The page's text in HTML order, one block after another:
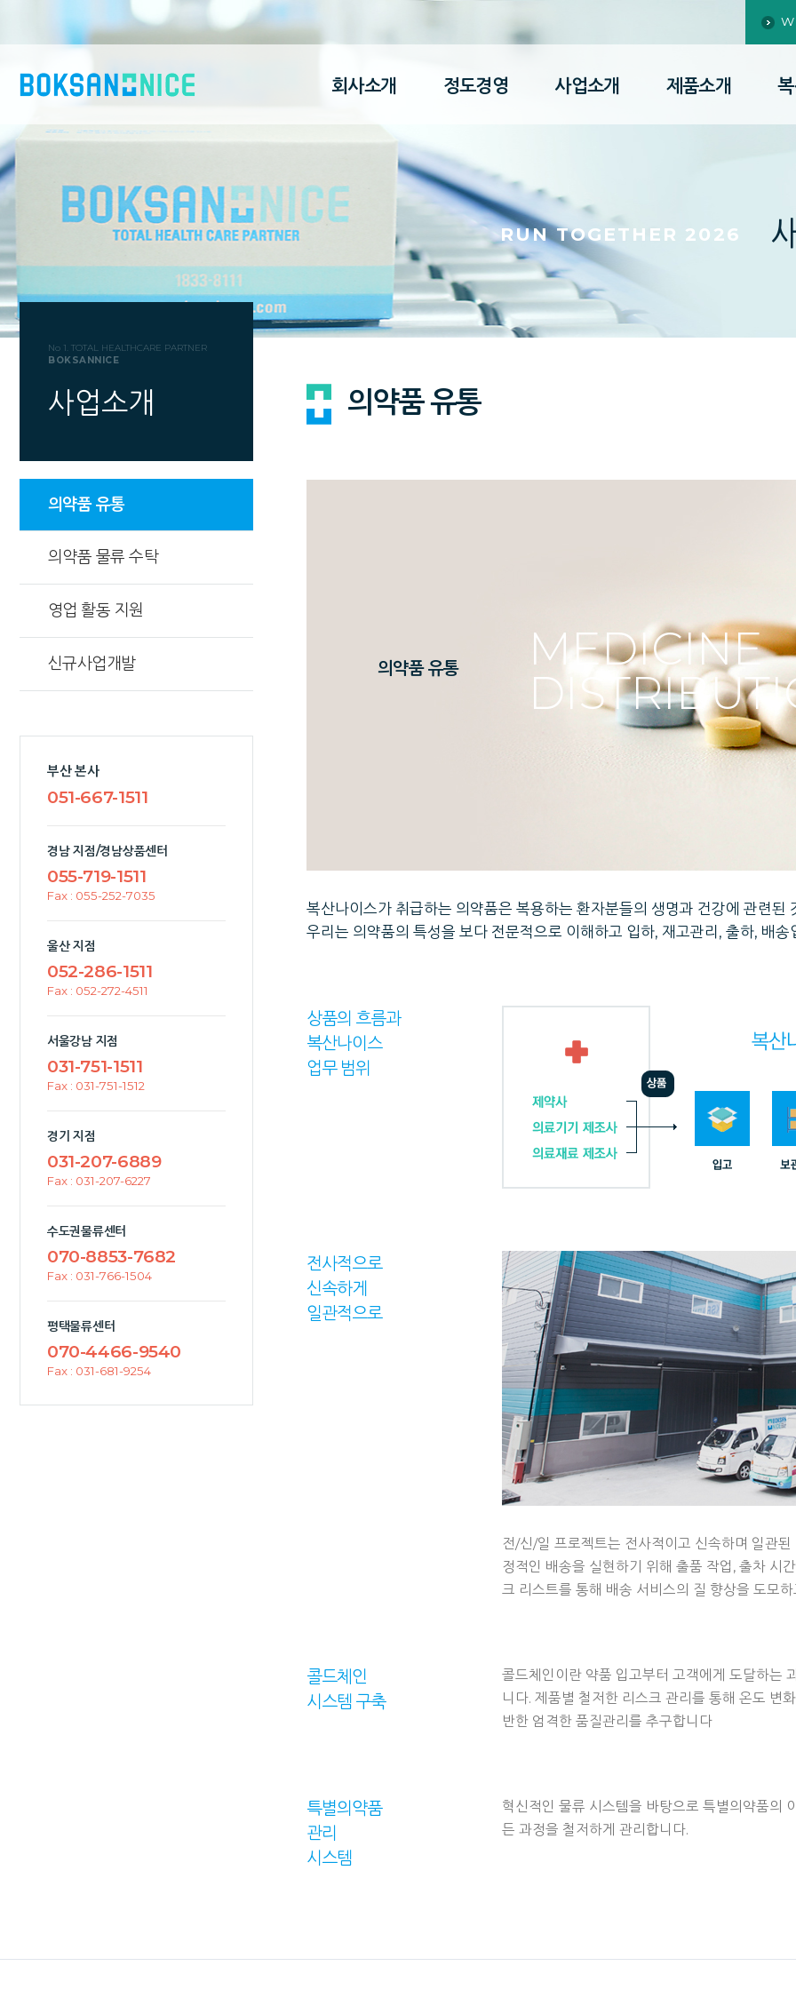
회사소개 정도경영 사업소개 제품소개
RUN TOGETHER 2026
No 1. TOTAL HEALTHCARE PARTNER
BOKSANNICE
사업소개
의약품 유통
의약품 물류 수탁
영업 활동 지원
신규사업개발
부산 본사
051-667-1511
경남 지점/경남상품센터
055-719-1511
Fax : 055-252-7035
울산 지점
052-286-1511
Fax : 052-272-4511
서울강남 지점
031-751-1511
Fax : 031-751-1512
경기 지점
031-207-6889
Fax : 031-207-6227
수도권물류센터
070-8853-7682
Fax : 031-766-1504
평택물류센터
070-4466-9540
Fax : 031-681-9254
의약품 유통
의약품 유통
MEDICINE
복산나이스가 취급하는 의약품은 복용하는 환자분들의 생명과 건강에 관련된
우리는 의약품의 특성을 보다 전문적으로 이해하고 입하, 재고관리, 출하, 배
상품의 흐름과
복산나이스
업무 범위
전사적으로
신속하게
일관적으로
전/신/일 프로젝트는 전사적이고 신속하며 일관
정적인 배송을 실현하기 위해 출품 작업, 출차 시
크 리스트를 통해 배송 서비스의 질 향상을 도모
콜드체인
시스템 구축
콜드체인이란 약품 입고부터 고객에게 도달하는
니다. 제품별 철저한 리스크 관리를 통해 온도 변
반한 엄격한 품질관리를 추구합니다
특별의약품
관리
시스템
혁신적인 물류 시스템을 바탕으로 특별의약품의
든 과정을 철저하게 관리합니다.